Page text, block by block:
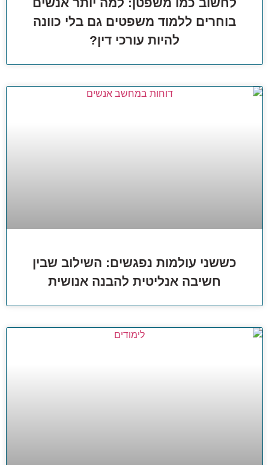
בוחרים ללמוד משפטים גם בלי כוונה
להיות עורכי דין?
כששני עולמות נפגשים: השילוב שבין
חשיבה אנליטית להבנה אנושית